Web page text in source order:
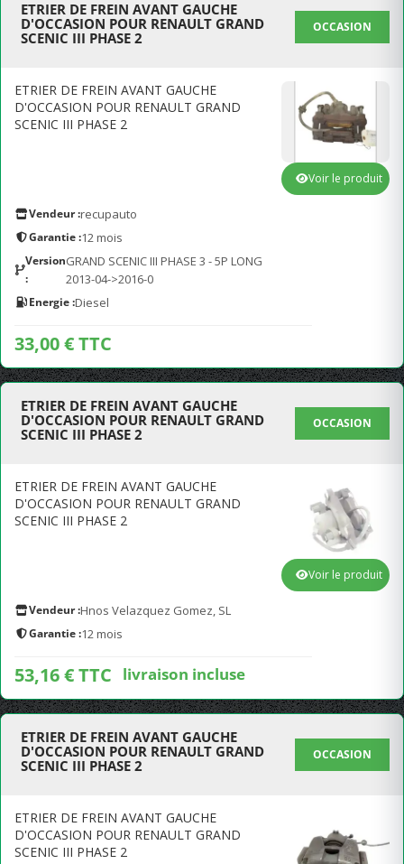
ETRIER DE FREIN AVANT GAUCHE
D'OCCASION POUR RENAULT GRAND
SCENIC III PHASE 2
OCCASION
ETRIER DE FREIN AVANT GAUCHE
D'OCCASION POUR RENAULT GRAND
SCENIC III PHASE 2
Vendeur :recupauto
Garantie :12 mois
Version
:
GRAND SCENIC III PHASE 3 - 5P LONG
2013-04->2016-0
Energie :Diesel
33,00 € TTC
Voir le produit
ETRIER DE FREIN AVANT GAUCHE
D'OCCASION POUR RENAULT GRAND
SCENIC III PHASE 2
OCCASION
ETRIER DE FREIN AVANT GAUCHE
D'OCCASION POUR RENAULT GRAND
SCENIC III PHASE 2
Vendeur :Hnos Velazquez Gomez, SL
Garantie :12 mois
53,16 € TTC livraison incluse
Voir le produit
ETRIER DE FREIN AVANT GAUCHE
D'OCCASION POUR RENAULT GRAND
SCENIC III PHASE 2
OCCASION
ETRIER DE FREIN AVANT GAUCHE
D'OCCASION POUR RENAULT GRAND
SCENIC III PHASE 2